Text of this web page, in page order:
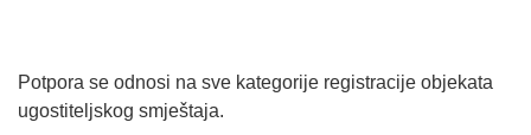
Potpora se odnosi na sve kategorije registracije objekata
ugostiteljskog smještaja.